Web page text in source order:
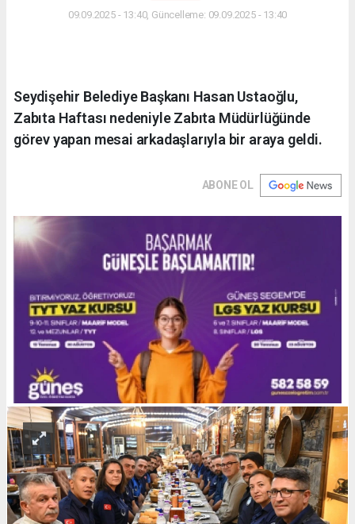
09.09.2025 - 13:40, Güncelleme: 09.09.2025 - 13:40
Seydişehir Belediye Başkanı Hasan Ustaoğlu,
Zabıta Haftası nedeniyle Zabıta Müdürlüğünde
görev yapan mesai arkadaşlarıyla bir araya geldi.
ABONE OL